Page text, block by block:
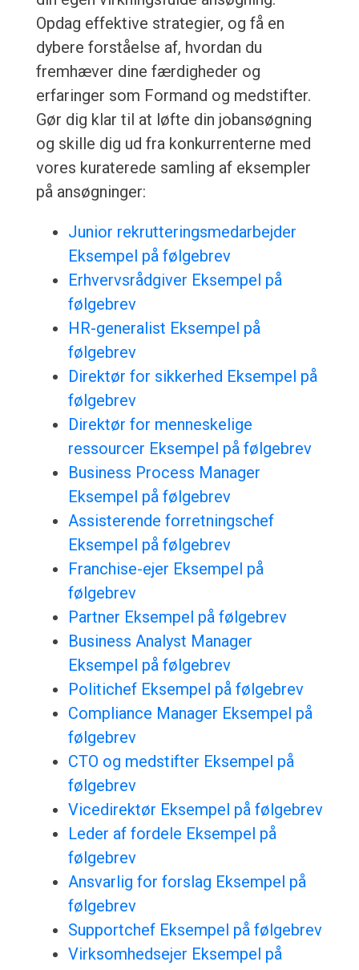
Opdag effektive strategier, og få en
dybere forståelse af, hvordan du
fremhæver dine færdigheder og
erfaringer som Formand og medstifter.
Gør dig klar til at løfte din jobansøgning
og skille dig ud fra konkurrenterne med
vores kuraterede samling af eksempler
på ansøgninger:
Junior rekrutteringsmedarbejder
Eksempel på følgebrev
Erhvervsrådgiver Eksempel på
følgebrev
HR-generalist Eksempel på
følgebrev
Direktør for sikkerhed Eksempel på
følgebrev
Direktør for menneskelige
ressourcer Eksempel på følgebrev
Business Process Manager
Eksempel på følgebrev
Assisterende forretningschef
Eksempel på følgebrev
Franchise-ejer Eksempel på
følgebrev
Partner Eksempel på følgebrev
Business Analyst Manager
Eksempel på følgebrev
Politichef Eksempel på følgebrev
Compliance Manager Eksempel på
følgebrev
CTO og medstifter Eksempel på
følgebrev
Vicedirektør Eksempel på følgebrev
Leder af fordele Eksempel på
følgebrev
Ansvarlig for forslag Eksempel på
følgebrev
Supportchef Eksempel på følgebrev
Virksomhedsejer Eksempel på